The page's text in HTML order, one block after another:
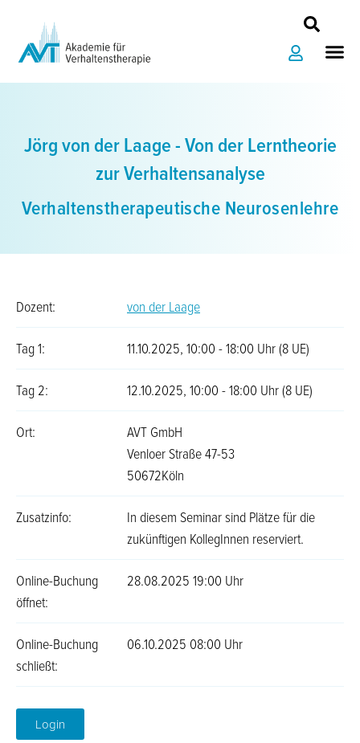
springen
Jörg von der Laage - Von der Lerntheorie
zur Verhaltensanalyse
Verhaltenstherapeutische Neurosenlehre
Dozent: von der Laage
Tag 1: 11.10.2025, 10:00 - 18:00 Uhr (8 UE)
Tag 2: 12.10.2025, 10:00 - 18:00 Uhr (8 UE)
Ort:
AVT GmbH
Venloer Straße 47-53
50672Köln
Zusatzinfo:
In diesem Seminar sind Plätze für die
zukünftigen KollegInnen reserviert.
Online-Buchung
öffnet:
28.08.2025 19:00 Uhr
Online-Buchung
schließt:
06.10.2025 08:00 Uhr
Login